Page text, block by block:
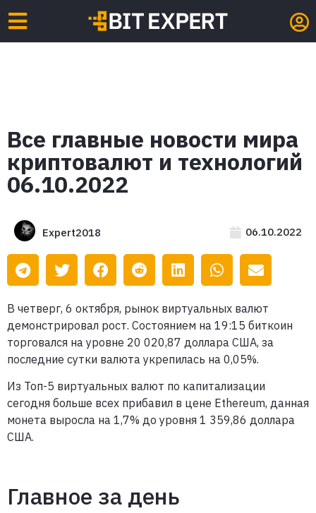
Все главные новости мира
криптовалют и технологий
06.10.2022
Expert2018 06.10.2022
В четверг, 6 октября, рынок виртуальных валют
демонстрировал рост. Состоянием на 19:15 биткоин
торговался на уровне 20 020,87 доллара США, за
последние сутки валюта укрепилась на 0,05%.
Из Топ-5 виртуальных валют по капитализации
сегодня больше всех прибавил в цене Ethereum, данная
монета выросла на 1,7% до уровня 1 359,86 доллара
США.
Главное за день